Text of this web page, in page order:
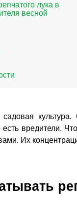
лука в
весной
вредители.
Их